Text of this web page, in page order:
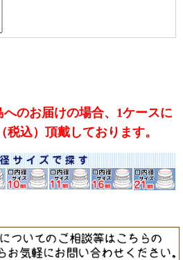
のお届けの場合、1ケースに
税込）頂戴しております。